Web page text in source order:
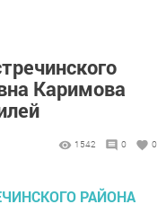
Каримова
1542 0 0